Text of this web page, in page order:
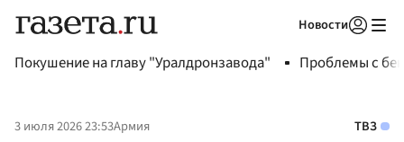
Новости
Покушение на главу "Уралдронзавода" Проблемы с
3 июля 2026 23:53Армия ТВЗ